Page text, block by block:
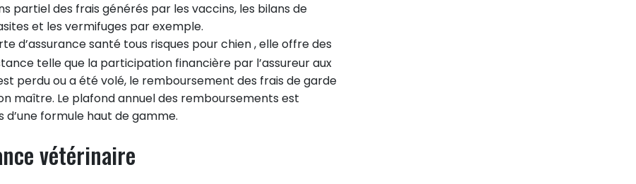
partiel des frais générés par les vaccins, les bilans de
et les vermifuges par exemple.
d’assurance santé tous risques pour chien , elle offre des
telle que la participation financière par l’assureur aux
perdu ou a été volé, le remboursement des frais de garde
maître. Le plafond annuel des remboursements est
formule haut de gamme.
vétérinaire